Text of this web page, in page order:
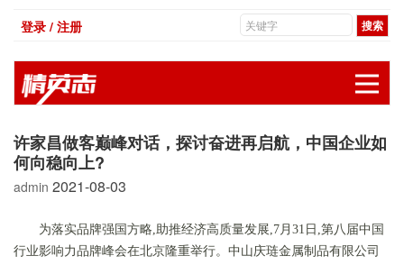
登录 / 注册
许家昌做客巅峰对话，探讨奋进再启航，中国企业如
何向稳向上?
admin 2021-08-03
为落实品牌强国方略,助推经济高质量发展,7月31日,第八届中国
行业影响力品牌峰会在北京隆重举行。中山庆琏金属制品有限公司